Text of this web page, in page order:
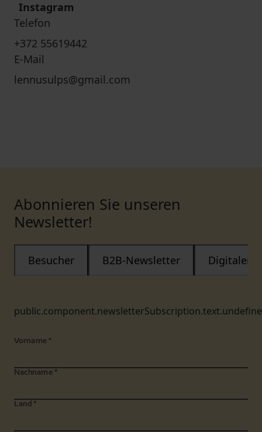
Instagram
Telefon
+372 55619442
E-Mail
lennusulps@gmail.com
Abonnieren Sie unseren
Newsletter!
Besucher B2B-Newsletter Digitaler
Vorname *
Nachname *
Land *